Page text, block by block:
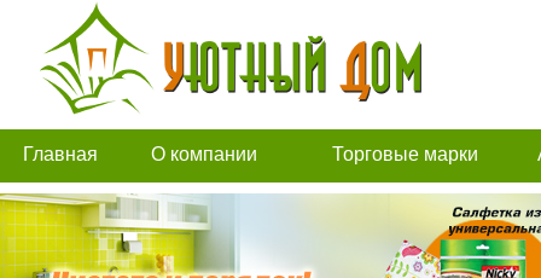
Главная О компании Торговые марки